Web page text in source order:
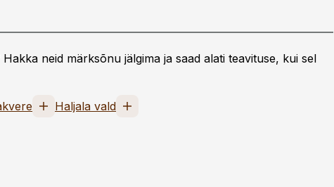
Hakka neid märksõnu jälgima ja saad alati teavituse, kui sel
Haljala vald